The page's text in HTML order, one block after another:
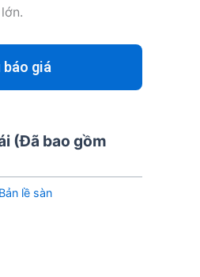
báo giá
(Đã bao gồm
Bản lề sàn